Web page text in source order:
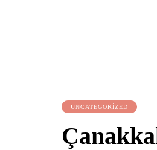
UNCATEGORIZED